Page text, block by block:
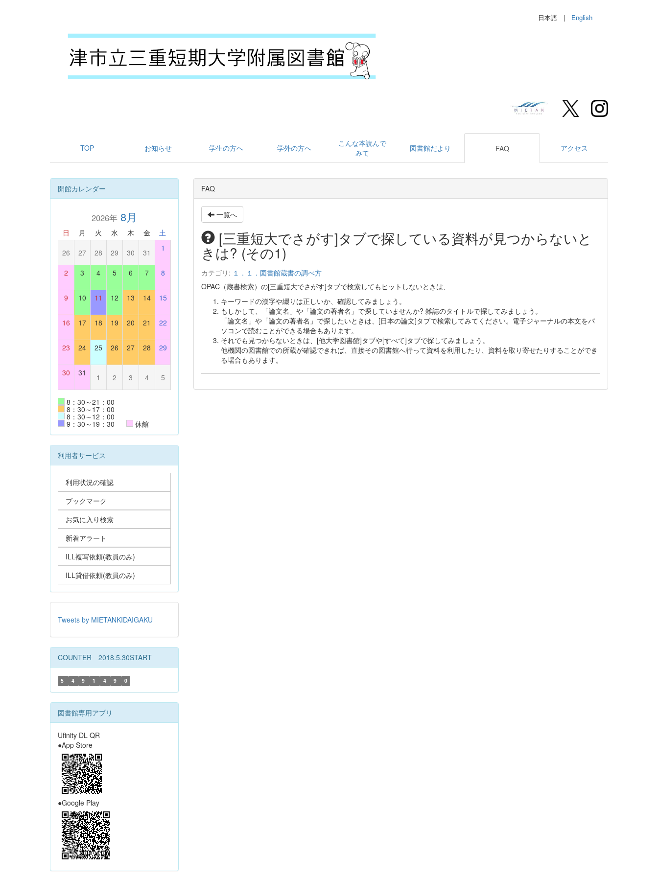
日本語 | English
TOP お知らせ 学生の方へ 学外の方へ
こんな本読んで
みて
図書館だより FAQ アクセス
FAQ
一覧へ
[三重短大でさがす]タブで探している資料が見つからないと
きは? (その1)
カテゴリ: １．１．図書館蔵書の調べ方
OPAC（蔵書検索）の[三重短大でさがす]タブで検索してもヒットしないときは、
キーワードの漢字や綴りは正しいか、確認してみましょう。
もしかして、「論文名」や「論文の著者名」で探していませんか? 雑誌のタイトルで探してみましょう。
「論文名」や「論文の著者名」で探したいときは、[日本の論文]タブで検索してみてください。電子ジャーナルの本文をパ
ソコンで読むことができる場合もあります。
それでも見つからないときは、[他大学図書館]タブや[すべて]タブで探してみましょう。
他機関の図書館での所蔵が確認できれば、直接その図書館へ行って資料を利用したり、資料を取り寄せたりすることができ
る場合もあります。
開館カレンダー
2026年8月
日 月 火 水 木 金 土
26 27 28 29 30 31 1
2 3 4 5 6 7 8
9 10 11 12 13 14 15
16 17 18 19 20 21 22
23 24 25 26 27 28 29
30 31 1 2 3 4 5
8：30～21：00
8：30～17：00
8：30～12：00
9：30～19：30 休館
利用者サービス
利用状況の確認
ブックマーク
お気に入り検索
新着アラート
ILL複写依頼(教員のみ)
ILL貸借依頼(教員のみ)
Tweets by MIETANKIDAIGAKU
COUNTER 2018.5.30START
5 4 9 1 4 9 0
図書館専用アプリ
Ufinity DL QR
●App Store
●Google Play